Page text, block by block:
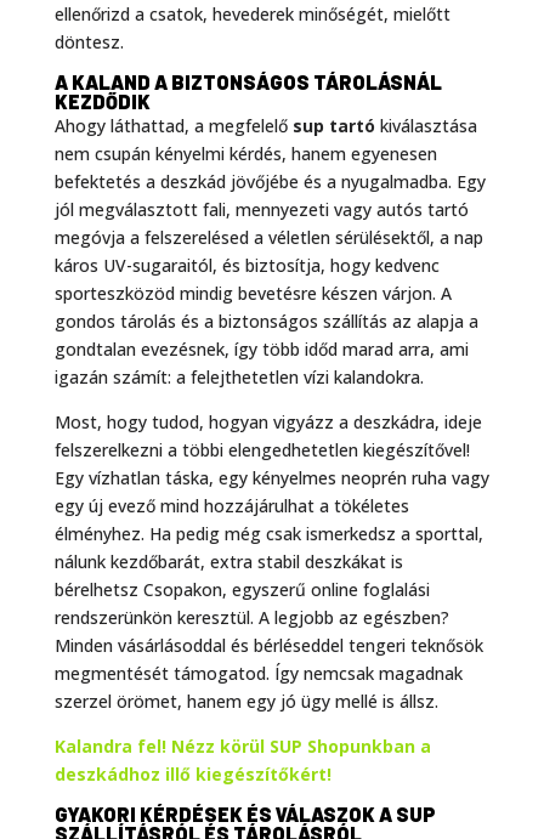
ellenőrizd a csatok, hevederek minőségét, mielőtt
döntesz.
A KALAND A BIZTONSÁGOS TÁROLÁSNÁL
KEZDŐDIK
Ahogy láthattad, a megfelelő sup tartó kiválasztása
nem csupán kényelmi kérdés, hanem egyenesen
befektetés a deszkád jövőjébe és a nyugalmadba. Egy
jól megválasztott fali, mennyezeti vagy autós tartó
megóvja a felszerelésed a véletlen sérülésektől, a nap
káros UV-sugaraitól, és biztosítja, hogy kedvenc
sporteszközöd mindig bevetésre készen várjon. A
gondos tárolás és a biztonságos szállítás az alapja a
gondtalan evezésnek, így több időd marad arra, ami
igazán számít: a felejthetetlen vízi kalandokra.
Most, hogy tudod, hogyan vigyázz a deszkádra, ideje
felszerelkezni a többi elengedhetetlen kiegészítővel!
Egy vízhatlan táska, egy kényelmes neoprén ruha vagy
egy új evező mind hozzájárulhat a tökéletes
élményhez. Ha pedig még csak ismerkedsz a sporttal,
nálunk kezdőbarát, extra stabil deszkákat is
bérelhetsz Csopakon, egyszerű online foglalási
rendszerünkön keresztül. A legjobb az egészben?
Minden vásárlásoddal és bérléseddel tengeri teknősök
megmentését támogatod. Így nemcsak magadnak
szerzel örömet, hanem egy jó ügy mellé is állsz.
Kalandra fel! Nézz körül SUP Shopunkban a
deszkádhoz illő kiegészítőkért!
GYAKORI KÉRDÉSEK ÉS VÁLASZOK A SUP
SZÁLLÍTÁSRÓL ÉS TÁROLÁSRÓL